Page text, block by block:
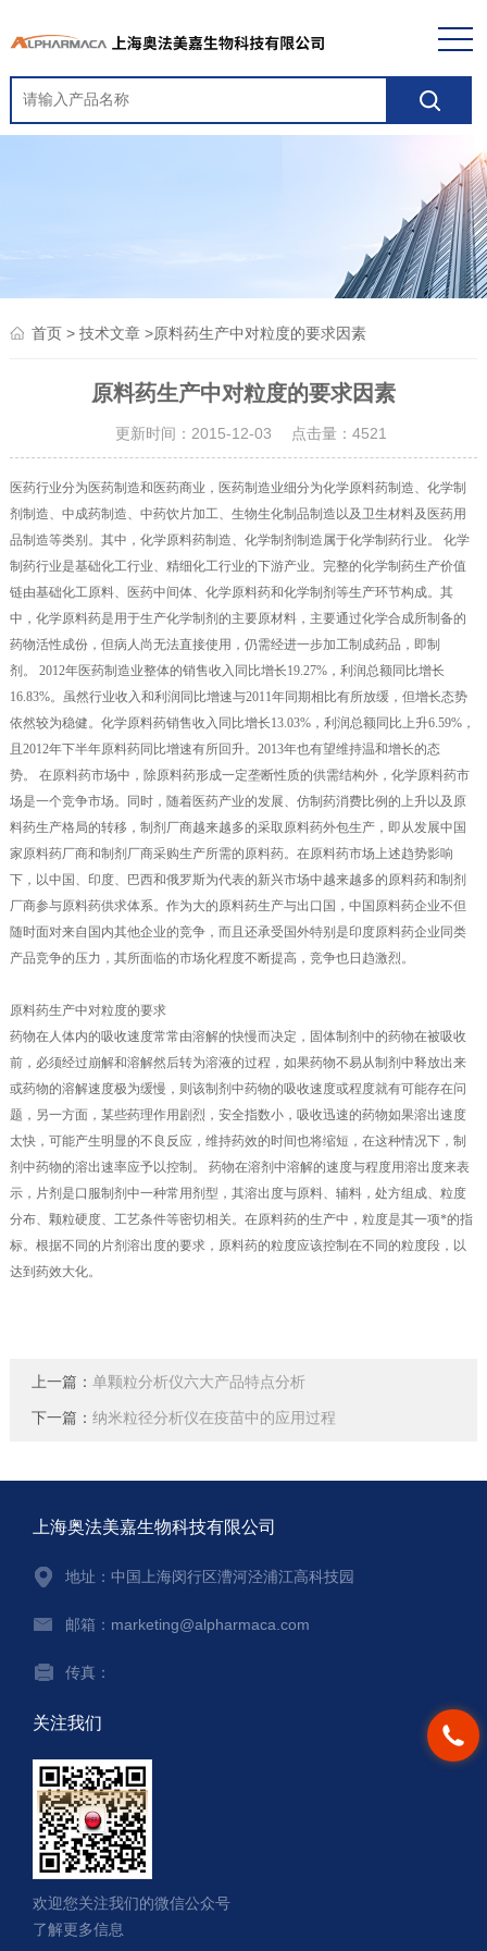
首页> 技术文章>原料药生产中对粒度的要求因素
原料药生产中对粒度的要求因素
更新时间：2015-12-03 点击量： 4521
医药行业分为医药制造和医药商业，医药制造业细分为化学原料药制造、化学制
剂制造、中成药制造、中药饮片加工、生物生化制品制造以及卫生材料及医药用
品制造等类别。其中，化学原料药制造、化学制剂制造属于化学制药行业。 化学
制药行业是基础化工行业、精细化工行业的下游产业。完整的化学制药生产价值
链由基础化工原料、医药中间体、化学原料药和化学制剂等生产环节构成。其
中，化学原料药是用于生产化学制剂的主要原材料，主要通过化学合成所制备的
药物活性成份，但病人尚无法直接使用，仍需经进一步加工制成药品，即制
剂。 2012年医药制造业整体的销售收入同比增长19.27%，利润总额同比增长
16.83%。虽然行业收入和利润同比增速与2011年同期相比有所放缓，但增长态势
依然较为稳健。化学原料药销售收入同比增长13.03%，利润总额同比上升6.59%，
且2012年下半年原料药同比增速有所回升。2013年也有望维持温和增长的态
势。 在原料药市场中，除原料药形成一定垄断性质的供需结构外，化学原料药市
场是一个竞争市场。同时，随着医药产业的发展、仿制药消费比例的上升以及原
料药生产格局的转移，制剂厂商越来越多的采取原料药外包生产，即从发展中国
家原料药厂商和制剂厂商采购生产所需的原料药。在原料药市场上述趋势影响
下，以中国、印度、巴西和俄罗斯为代表的新兴市场中越来越多的原料药和制剂
厂商参与原料药供求体系。作为大的原料药生产与出口国，中国原料药企业不但
随时面对来自国内其他企业的竞争，而且还承受国外特别是印度原料药企业同类
产品竞争的压力，其所面临的市场化程度不断提高，竞争也日趋激烈。
原料药生产中对粒度的要求
药物在人体内的吸收速度常常由溶解的快慢而决定，固体制剂中的药物在被吸收
前，必须经过崩解和溶解然后转为溶液的过程，如果药物不易从制剂中释放出来
或药物的溶解速度极为缓慢，则该制剂中药物的吸收速度或程度就有可能存在问
题，另一方面，某些药理作用剧烈，安全指数小，吸收迅速的药物如果溶出速度
太快，可能产生明显的不良反应，维持药效的时间也将缩短，在这种情况下，制
剂中药物的溶出速率应予以控制。 药物在溶剂中溶解的速度与程度用溶出度来表
示，片剂是口服制剂中一种常用剂型，其溶出度与原料、辅料，处方组成、粒度
分布、颗粒硬度、工艺条件等密切相关。在原料药的生产中，粒度是其一项*的指
标。根据不同的片剂溶出度的要求，原料药的粒度应该控制在不同的粒度段，以
达到药效大化。
上一篇： 单颗粒分析仪六大产品特点分析
下一篇： 纳米粒径分析仪在疫苗中的应用过程
上海奥法美嘉生物科技有限公司
地址：中国上海闵行区漕河泾浦江高科技园
邮箱：marketing@alpharmaca.com
传真：
关注我们
欢迎您关注我们的微信公众号
了解更多信息